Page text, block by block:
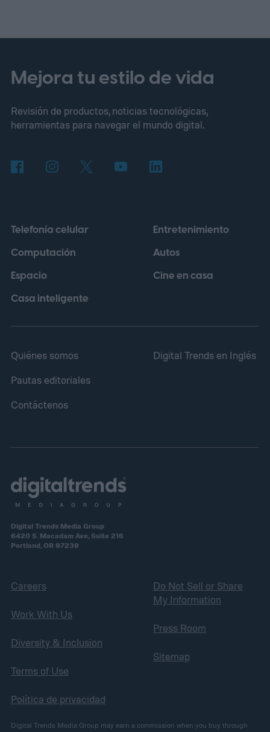
Mejora tu estilo de vida
Revisión de productos, noticias tecnológicas,
herramientas para navegar el mundo digital.
Telefonía celular
Computación
Espacio
Casa inteligente
Entretenimiento
Autos
Cine en casa
Quiénes somos
Pautas editoriales
Contáctenos
Digital Trends en Inglés
Digital Trends Media Group
6420 S. Macadam Ave, Suite 216
Portland, OR 97239
Careers
Work With Us
Diversity & Inclusion
Terms of Use
Política de privacidad
Do Not Sell or Share
My Information
Press Room
Sitemap
Digital Trends Media Group may earn a commission when you buy through